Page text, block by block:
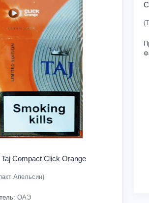
Compact Click Orange
Апельсин)
ОАЭ